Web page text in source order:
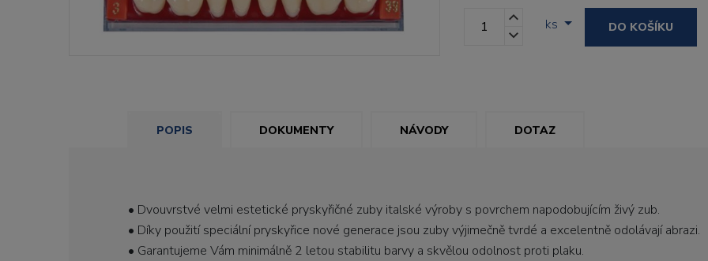
ks DO KOŠÍKU
POPIS DOKUMENTY NÁVODY DOTAZ
• Dvouvrstvé velmi estetické pryskyřičné zuby italské výroby s povrchem napodobujícím živý zub.
• Díky použití speciální pryskyřice nové generace jsou zuby výjimečně tvrdé a excelentně odolávají abrazi.
• Garantujeme Vám minimálně 2 letou stabilitu barvy a skvělou odolnost proti plaku.